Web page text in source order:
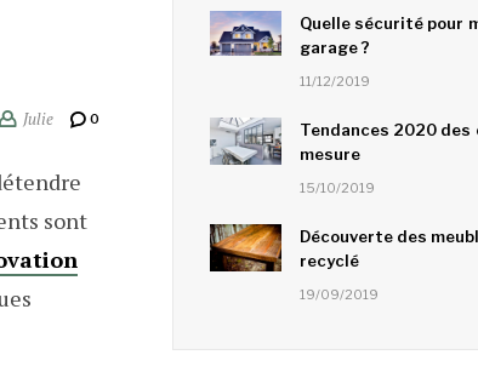
Julie 0
sont
Quelle sécurité pour
garage ?
11/12/2019
Tendances 2020 des
mesure
15/10/2019
Découverte des
recyclé
19/09/2019